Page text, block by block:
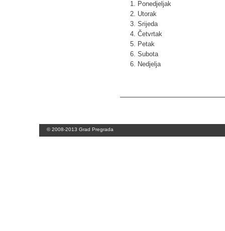
1. Ponedjeljak
2. Utorak
3. Srijeda
4. Četvrtak
5. Petak
6. Subota
6. Nedjelja
© 2008-2013 Grad Pregrada